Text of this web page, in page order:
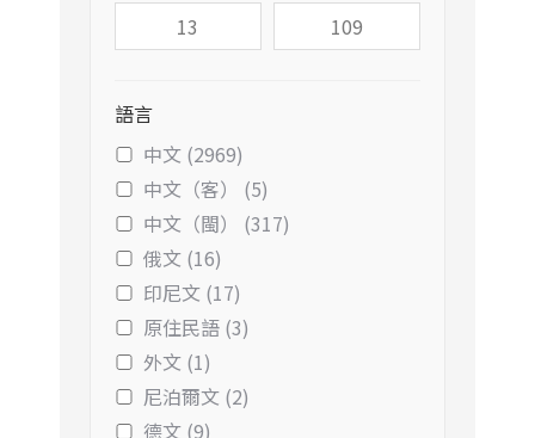
語言
中文 (2969)
中文（客） (5)
中文（閩） (317)
俄文 (16)
印尼文 (17)
原住民語 (3)
外文 (1)
尼泊爾文 (2)
德文 (9)